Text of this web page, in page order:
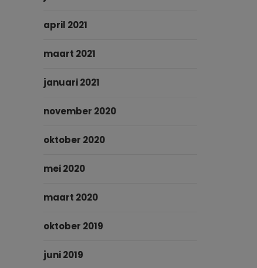
april 2021
maart 2021
januari 2021
november 2020
oktober 2020
mei 2020
maart 2020
oktober 2019
juni 2019